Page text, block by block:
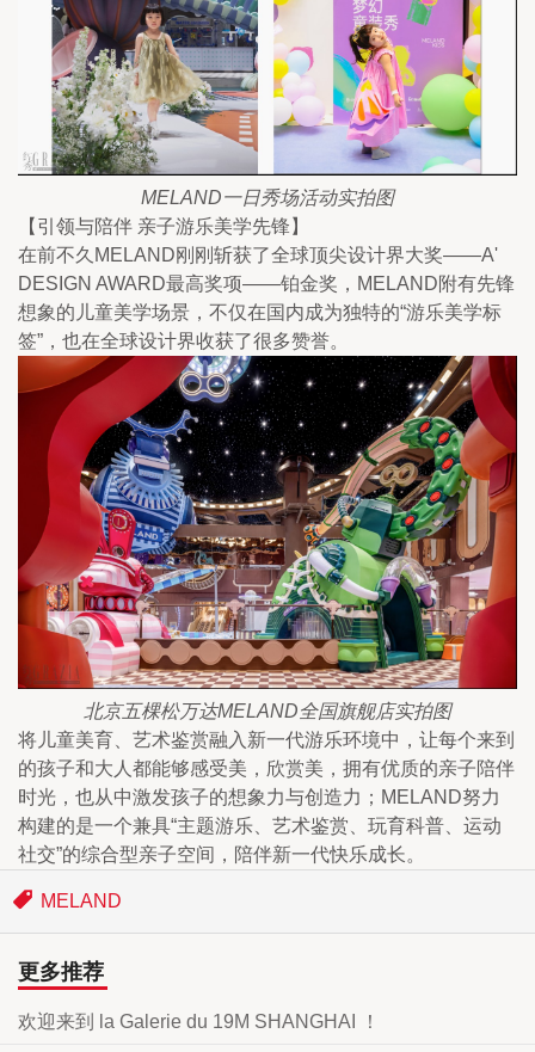
MELAND一日秀场活动实拍图
【引领与陪伴 亲子游乐美学先锋】
在前不久MELAND刚刚斩获了全球顶尖设计界大奖——A'
DESIGN AWARD最高奖项——铂金奖，MELAND附有先锋
想象的儿童美学场景，不仅在国内成为独特的“游乐美学标
签”，也在全球设计界收获了很多赞誉。
北京五棵松万达MELAND全国旗舰店实拍图
将儿童美育、艺术鉴赏融入新一代游乐环境中，让每个来到
的孩子和大人都能够感受美，欣赏美，拥有优质的亲子陪伴
时光，也从中激发孩子的想象力与创造力；MELAND努力
构建的是一个兼具“主题游乐、艺术鉴赏、玩育科普、运动
社交”的综合型亲子空间，陪伴新一代快乐成长。
MELAND
更多推荐
欢迎来到 la Galerie du 19M SHANGHAI ！